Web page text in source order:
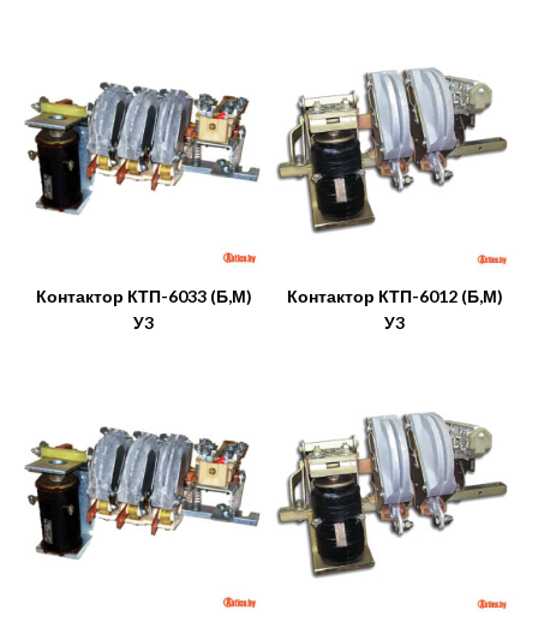
Контактор КТП-6033 (Б,М)
У3
Контактор КТП-6012 (Б,М)
У3